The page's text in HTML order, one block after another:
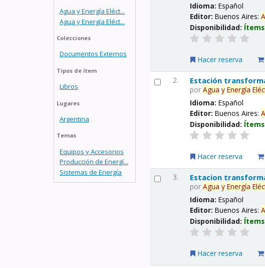
Agua y Energía Eléct...
Agua y Energía Eléct...
Colecciones
Documentos Externos
Tipos de ítem
Libros
Lugares
Argentina
Temas
Equipos y Accesorios
Producción de Energí...
Sistemas de Energía
Idioma:Español
Editor:Buenos Aires:
Disponibilidad:
Hacer reserva
2. Estación
porAgua y Energía
Idioma:Español
Editor:Buenos Aires:
Disponibilidad:
Hacer reserva
3. Estacion
porAgua y Energía
Idioma:Español
Editor:Buenos Aires:
Disponibilidad:
Hacer reserva